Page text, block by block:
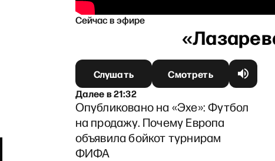
Сейчас в эфире
Слушать
Смотреть
Далеев21:32
Опубликовано на «Эхе»: Футбол
на продажу. Почему Европа
объявила бойкот турнирам
ФИФА